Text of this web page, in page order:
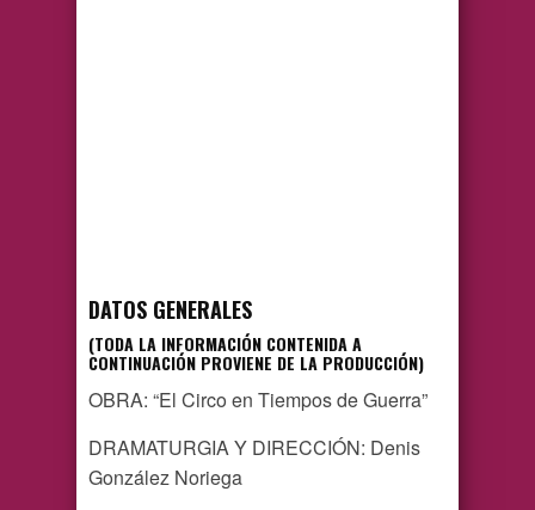
DATOS GENERALES
(TODA LA INFORMACIÓN CONTENIDA A
CONTINUACIÓN PROVIENE DE LA PRODUCCIÓN)
OBRA: “El Circo en Tiempos de Guerra”
DRAMATURGIA Y DIRECCIÓN: Denis
González Noriega